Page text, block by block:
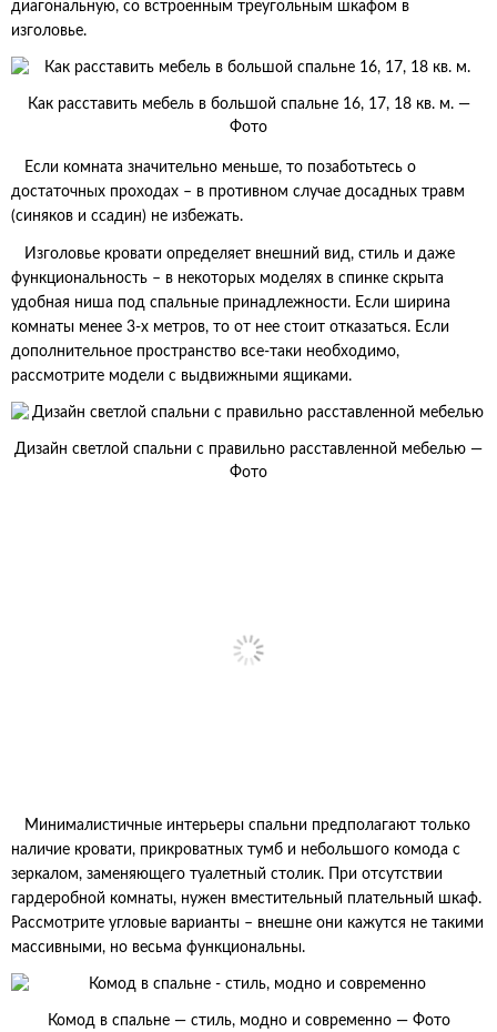
диагональную, со встроенным треугольным шкафом в
изголовье.
Как расставить мебель в большой спальне 16, 17, 18 кв. м. —
Фото
Если комната значительно меньше, то позаботьтесь о
достаточных проходах – в противном случае досадных травм
(синяков и ссадин) не избежать.
Изголовье кровати определяет внешний вид, стиль и даже
функциональность – в некоторых моделях в спинке скрыта
удобная ниша под спальные принадлежности. Если ширина
комнаты менее 3-х метров, то от нее стоит отказаться. Если
дополнительное пространство все-таки необходимо,
рассмотрите модели с выдвижными ящиками.
Дизайн светлой спальни с правильно расставленной мебелью —
Фото
Минималистичные интерьеры спальни предполагают только
наличие кровати, прикроватных тумб и небольшого комода с
зеркалом, заменяющего туалетный столик. При отсутствии
гардеробной комнаты, нужен вместительный плательный шкаф.
Рассмотрите угловые варианты – внешне они кажутся не такими
массивными, но весьма функциональны.
Комод в спальне — стиль, модно и современно — Фото